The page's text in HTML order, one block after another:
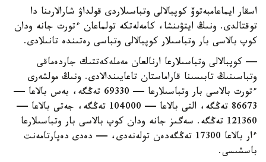
اسقار ايماعامبەتوۆ كوپبالالى وتباسىلاردى قولداۋ شارالارىنا دا
توقتالدى. ونىڭ ايتۋىنشا، كامەلەتكە تولماعان ءتورت جانە ودان
كوپ بالاسى بار وتباسىلار كوپبالالى وتباسى رەتىندە تانىلادى.
— كوپبالالى وتباسىلارعا ارنالعان مەملەكەتتىك جاردەماقى
وتباسىنىڭ تابىسىنا قاراماستان تاعايىندالادى. ونىڭ مولشەرى
ءتورت بالاسى بار وتباسىلارعا — 69330 تەڭگە، بەس بالاعا —
86673 تەڭگە، التى بالاعا — 104000 تەڭگە، جەتى بالاعا —
121360 تەڭگە. سەگىز جانە ودان كوپ بالاسى بار وتباسىلارعا
ءار بالاعا 17300 تەڭگەدەن تولەنەدى، — دەدى دەپارتامەنت
باسشىسى.